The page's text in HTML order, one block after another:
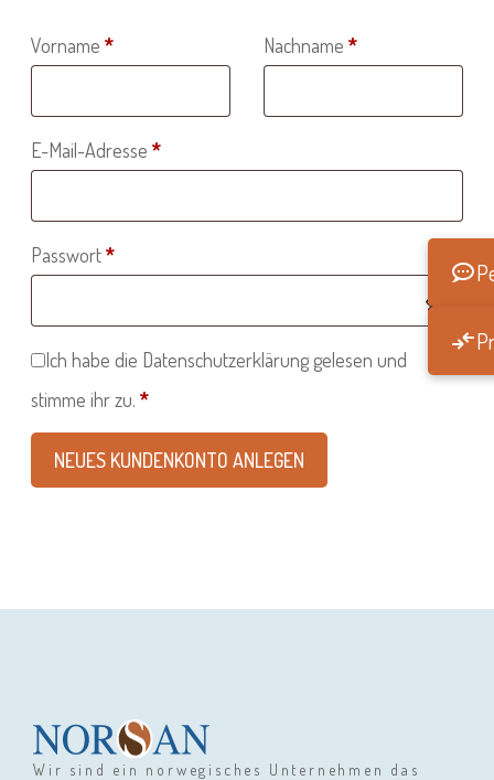
Vorname * Nachname *
E-Mail-Adresse *Erforderlich
Passwort*Erforderlich
Ich habe die Datenschutzerklärunggelesen und
stimme ihr zu. *
NEUES KUNDENKONTO ANLEGEN
Wir sind ein norwegisches Unternehmen das